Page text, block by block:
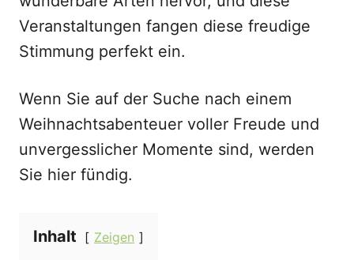
Veranstaltungen fangen diese freudige
Stimmung perfekt ein.
Wenn Sie auf der Suche nach einem
Weihnachtsabenteuer voller Freude und
unvergesslicher Momente sind, werden
Sie hier fündig.
Inhalt Zeigen